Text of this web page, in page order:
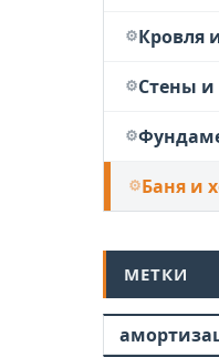
Кровля
Стены и
Баня и
МЕТКИ